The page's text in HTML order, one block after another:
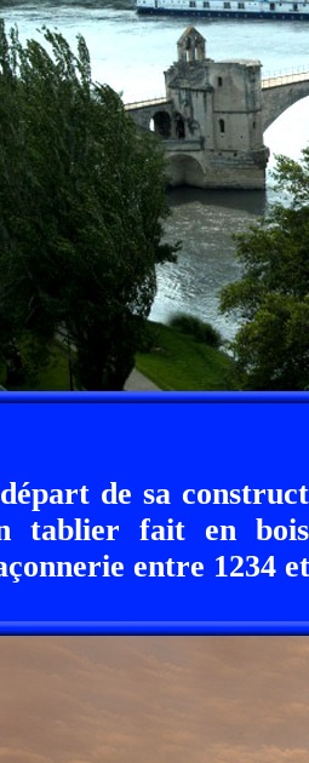
de sa
tablier fait en
entre 1234